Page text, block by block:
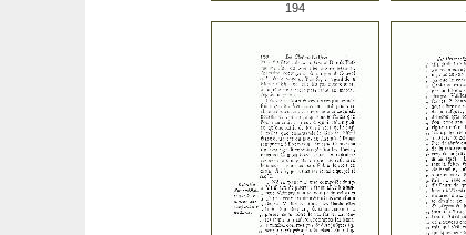
194